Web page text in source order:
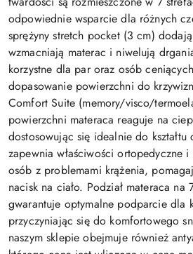
odpowiednie wsparcie dla różnych
sprężyny stretch pocket (3 cm)
wzmacniają materac i niwelują
korzystne dla par oraz osób
dopasowanie powierzchni do
Comfort Suite (memory/visco/
powierzchni materaca reaguje na
dostosowując się idealnie do kształtu
zapewnia właściwości ortopedyczne
osób z problemami krążenia,
nacisk na ciało. Podział materaca na
gwarantuje optymalne podparcie dla
przyczyniając się do komfortowego
naszym sklepie obejmuje również